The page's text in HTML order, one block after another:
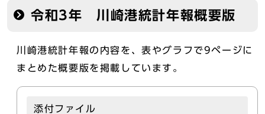
令和3年 川崎港統計年報概要版
川崎港統計年報の内容を、表やグラフで9ページに
まとめた概要版を掲載しています。
添付ファイル